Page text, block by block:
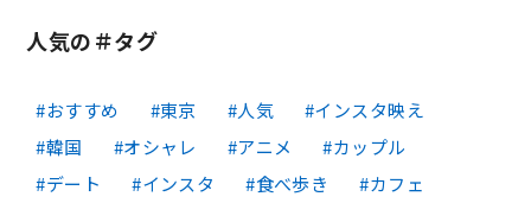
人気の＃タグ
おすすめ 東京 人気
インスタ映え
韓国
オシャレ アニメ
カップル
デート
インスタ 食べ歩き
カフェ